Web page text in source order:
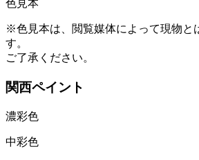
色見本
※色見本は、閲覧媒体によって現物と
す。
ご了承ください。
関西ペイント
濃彩色
中彩色